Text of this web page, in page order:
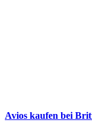
Avios kaufen bei